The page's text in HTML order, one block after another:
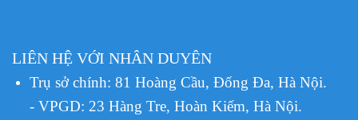
LIÊN HỆ VỚI NHÂN DUYÊN
Trụ sở chính: 81 Hoàng Cầu, Đống Đa, Hà Nội.
- VPGD: 23 Hàng Tre, Hoàn Kiếm, Hà Nội.